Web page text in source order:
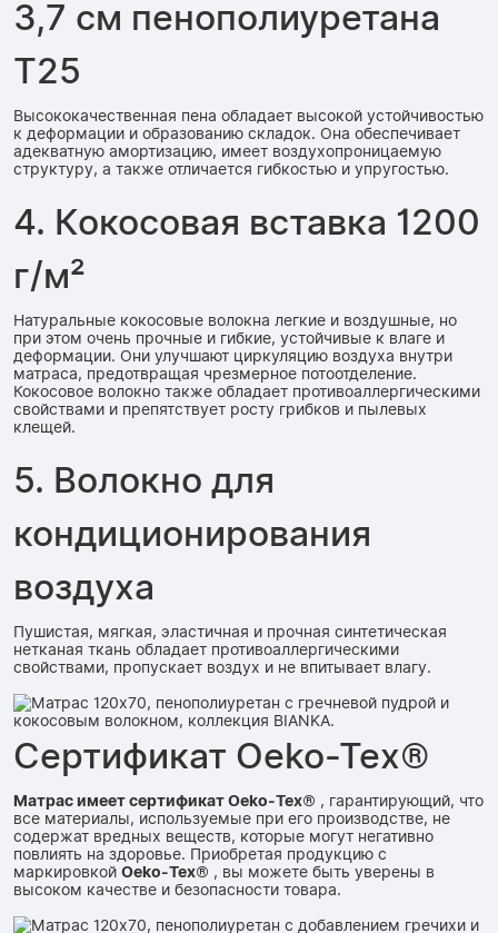
3,7 см пенополиуретана
Т25
Высококачественная пена обладает высокой устойчивостью
к деформации и образованию складок. Она обеспечивает
адекватную амортизацию, имеет воздухопроницаемую
структуру, а также отличается гибкостью и упругостью.
4. Кокосовая вставка 1200
г/м²
Натуральные кокосовые волокна легкие и воздушные, но
при этом очень прочные и гибкие, устойчивые к влаге и
деформации. Они улучшают циркуляцию воздуха внутри
матраса, предотвращая чрезмерное потоотделение.
Кокосовое волокно также обладает противоаллергическими
свойствами и препятствует росту грибков и пылевых
клещей.
5. Волокно для
кондиционирования
воздуха
Пушистая, мягкая, эластичная и прочная синтетическая
нетканая ткань обладает противоаллергическими
свойствами, пропускает воздух и не впитывает влагу.
Сертификат Oeko-Tex®
Матрас имеет сертификат Oeko-Tex® , гарантирующий, что
все материалы, используемые при его производстве, не
содержат вредных веществ, которые могут негативно
повлиять на здоровье. Приобретая продукцию с
маркировкой Oeko-Tex® , вы можете быть уверены в
высоком качестве и безопасности товара.